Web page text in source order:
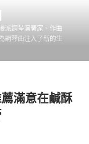
派鋼琴演奏家、作曲
鋼琴曲注入了新的生
滿意在鹹酥